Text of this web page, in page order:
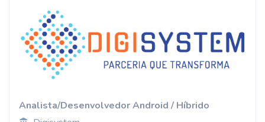
Analista/Desenvolvedor Android / Híbrido